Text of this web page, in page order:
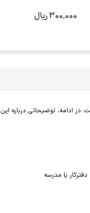
300٬000 ریال
یا مدرسه